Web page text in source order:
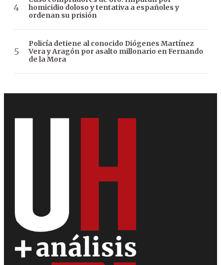
homicidio doloso y tentativa a españoles y
ordenan su prisión
Policía detiene al conocido Diógenes Martínez
Vera y Aragón por asalto millonario en Fernando
de la Mora